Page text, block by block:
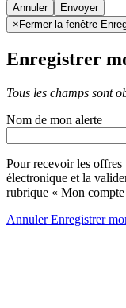
Annuler
× Fermer la fenêtre
Enregistrer
Tous les champs sont
Nom de mon alerte
Pour recevoir les offres
électronique et la
rubrique « Mon compte
AnnulerEnregistrer